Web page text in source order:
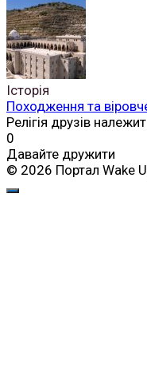
Історія
Походження та
Релігія друзів
0
Давайте дружити
© 2026 Портал Wake